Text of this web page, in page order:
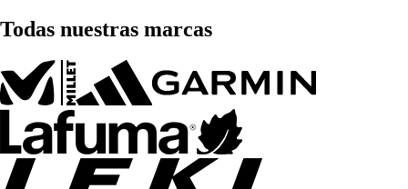
Todas nuestras marcas